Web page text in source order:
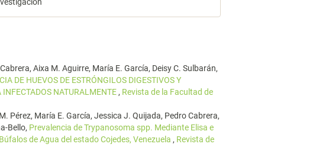
Aixa M. Aguirre, María E. García, Deisy C. Sulbarán,
DE HUEVOS DE ESTRÓNGILOS DIGESTIVOS Y
INFECTADOS NATURALMENTE , Revista de la Facultad de
Pérez, María E. García, Jessica J. Quijada, Pedro Cabrera,
Bello, Prevalencia de Trypanosoma spp. Mediante Elisa e
de Agua del estado Cojedes, Venezuela , Revista de